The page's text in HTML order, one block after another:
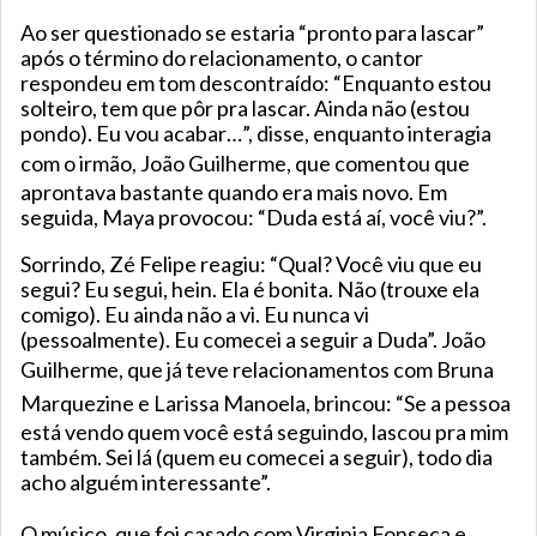
Ao ser questionado se estaria “pronto para lascar”
após o término do relacionamento, o cantor
respondeu em tom descontraído: “Enquanto estou
solteiro, tem que pôr pra lascar. Ainda não (estou
pondo). Eu vou acabar…”, disse, enquanto interagia
com o irmão, João Guilherme, que comentou que
aprontava bastante quando era mais novo. Em
seguida, Maya provocou: “Duda está aí, você viu?”.
Sorrindo, Zé Felipe reagiu: “Qual? Você viu que eu
segui? Eu segui, hein. Ela é bonita. Não (trouxe ela
comigo). Eu ainda não a vi. Eu nunca vi
(pessoalmente). Eu comecei a seguir a Duda”. João
Guilherme, que já teve relacionamentos com Bruna
Marquezine e Larissa Manoela, brincou: “Se a pessoa
está vendo quem você está seguindo, lascou pra mim
também. Sei lá (quem eu comecei a seguir), todo dia
acho alguém interessante”.